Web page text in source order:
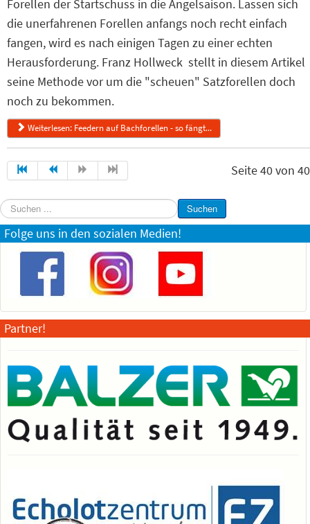
Forellen der Startschuss in die Angelsaison. Lassen sich
die unerfahrenen Forellen anfangs noch recht einfach
fangen, wird es nach einigen Tagen zu einer echten
Herausforderung. Franz Hollweck stellt in diesem Artikel
seine Methode vor um die "scheuen" Satzforellen doch
noch zu bekommen.
Weiterlesen: Feedern auf Bachforellen - so fängt...
Seite 40 von 40
Suchen
...
Suchen
Folge uns in den sozialen Medien!
Partner!